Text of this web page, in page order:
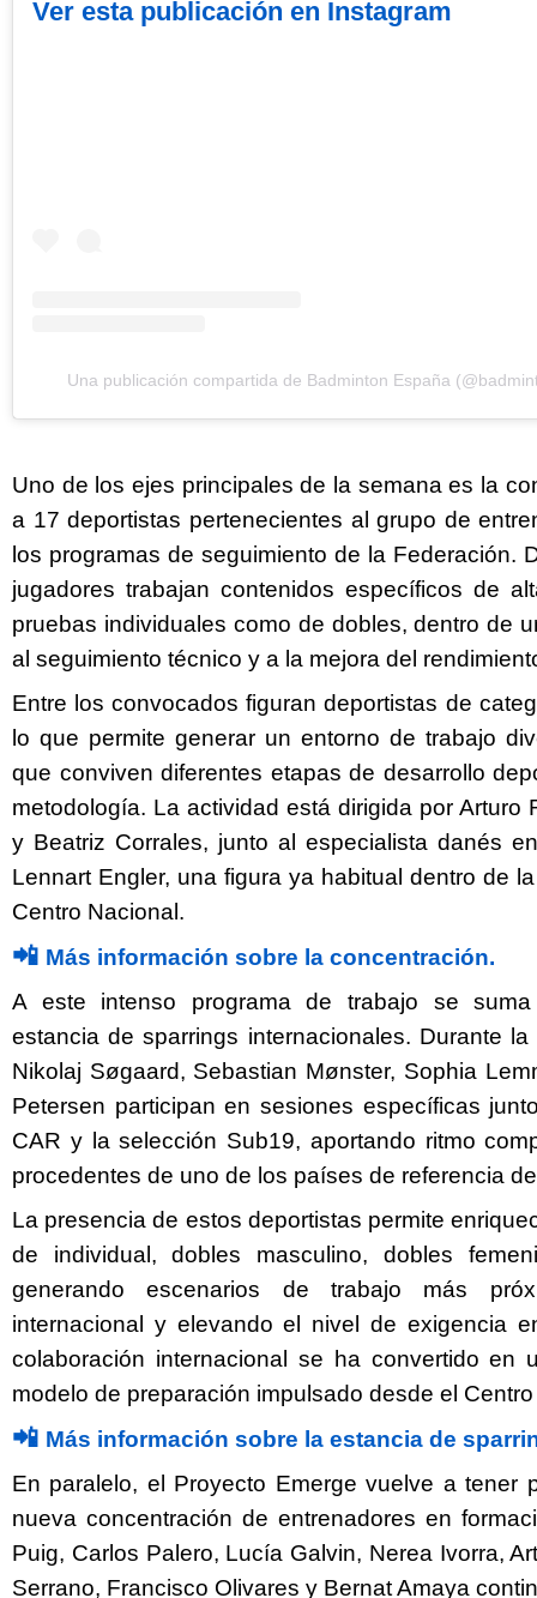
Ver esta publicación en Instagram
Una publicación compartida de Badminton España
Uno de los ejes principales de la semana es la
a 17 deportistas pertenecientes al grupo de
los programas de seguimiento de la Federación.
jugadores trabajan contenidos específicos de
pruebas individuales como de dobles, dentro de
al seguimiento técnico y a la mejora del
Entre los convocados figuran deportistas de
lo que permite generar un entorno de trabajo
que conviven diferentes etapas de desarrollo
metodología. La actividad está dirigida por Arturo
y Beatriz Corrales, junto al especialista danés
Lennart Engler, una figura ya habitual dentro de
Centro Nacional.
📲 Más información sobre la concentración.
A este intenso programa de trabajo se
estancia de sparrings internacionales. Durante
Nikolaj Søgaard, Sebastian Mønster, Sophia
Petersen participan en sesiones específicas
CAR y la selección Sub19, aportando ritmo
procedentes de uno de los países de referencia
La presencia de estos deportistas permite
de individual, dobles masculino, dobles
generando escenarios de trabajo más
internacional y elevando el nivel de exigencia
colaboración internacional se ha convertido en
modelo de preparación impulsado desde el
📲 Más información sobre la estancia de
En paralelo, el Proyecto Emerge vuelve a tener
nueva concentración de entrenadores en
Puig, Carlos Palero, Lucía Galvin, Nerea Ivorra,
Serrano, Francisco Olivares y Bernat Amaya